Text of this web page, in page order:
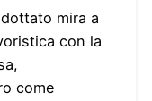
mira a
con la
come